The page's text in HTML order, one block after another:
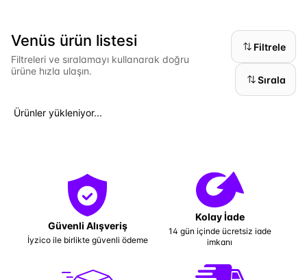
Venüs ürün listesi
Filtreleri ve sıralamayı kullanarak doğru
ürüne hızla ulaşın.
Filtrele
Sırala
Ürünler yükleniyor...
Güvenli Alışveriş
İyzico ile birlikte güvenli ödeme
Kolay İade
14 gün içinde ücretsiz iade
imkanı